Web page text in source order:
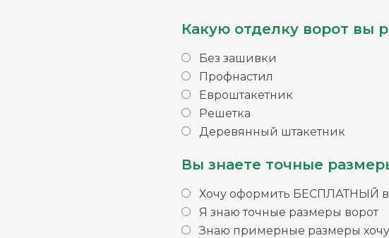
Какую отделку ворот вы
Без зашивки
Профнастил
Евроштакетник
Решетка
Деревянный штакетник
Вы знаете точные
Хочу оформить БЕСПЛАТНЫЙ
Я знаю точные размеры ворот
Знаю примерные размеры хочу